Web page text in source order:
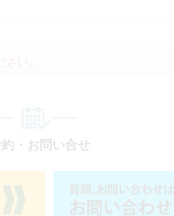
い。
約・お問い合せ